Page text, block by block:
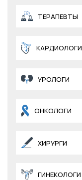
ТЕРАПЕВТЫ
КАРДИОЛОГИ
УРОЛОГИ
ОНКОЛОГИ
ХИРУРГИ
ГИНЕКОЛОГИ